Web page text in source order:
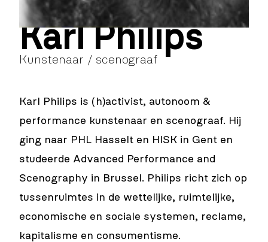
Karl Philips
Kunstenaar / scenograaf
Karl Philips is (h)activist, autonoom &
performance kunstenaar en scenograaf. Hij
ging naar PHL Hasselt en HISK in Gent en
studeerde Advanced Performance and
Scenography in Brussel. Philips richt zich op
tussenruimtes in de wettelijke, ruimtelijke,
economische en sociale systemen, reclame,
kapitalisme en consumentisme.